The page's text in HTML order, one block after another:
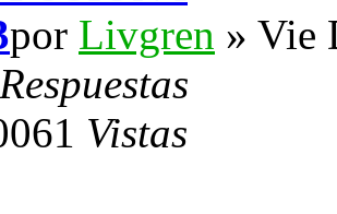
por Livgren » Vie
Respuestas
Vistas